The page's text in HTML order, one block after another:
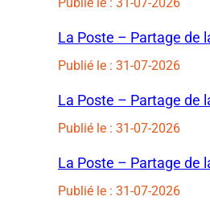
La Poste – Partage de
Publié le : 31-07-2026
La Poste – Partage de
Publié le : 31-07-2026
La Poste – Partage de
Publié le : 31-07-2026